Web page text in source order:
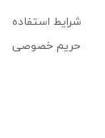
شرایط استفاده
حریم خصوصی